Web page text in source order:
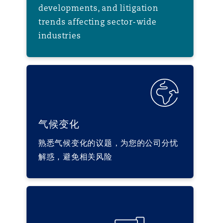
developments, and litigation
trends affecting sector-wide
industries
气候变化
熟悉气候变化的议题，为您的公司分忧
解惑，避免相关风险